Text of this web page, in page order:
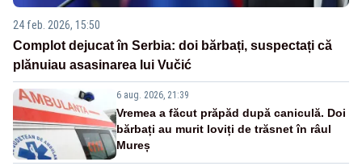
24 feb. 2026, 15:50
Complot dejucat în Serbia: doi bărbați, suspectați că
plănuiau asasinarea lui Vučić
6 aug. 2026, 21:39
Vremea a făcut prăpăd după caniculă. Doi
bărbați au murit loviți de trăsnet în râul
Mureș